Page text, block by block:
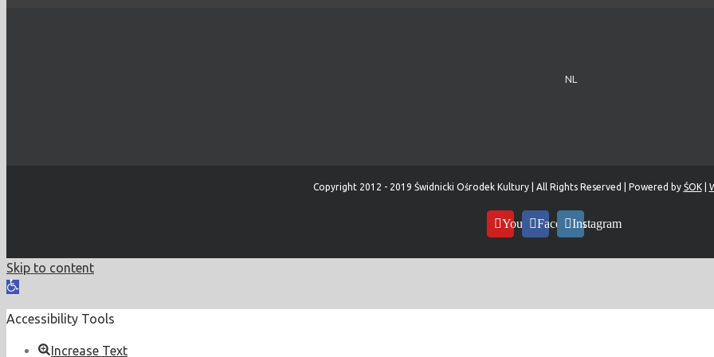
NL
Copyright 2012 - 2019 Świdnicki Ośrodek Kultury | All Rights Reserved | Powered by ŚOK|
YouTubeFacebookInstagram
Skip to content
Open
Accessibility Tools
Increase Text